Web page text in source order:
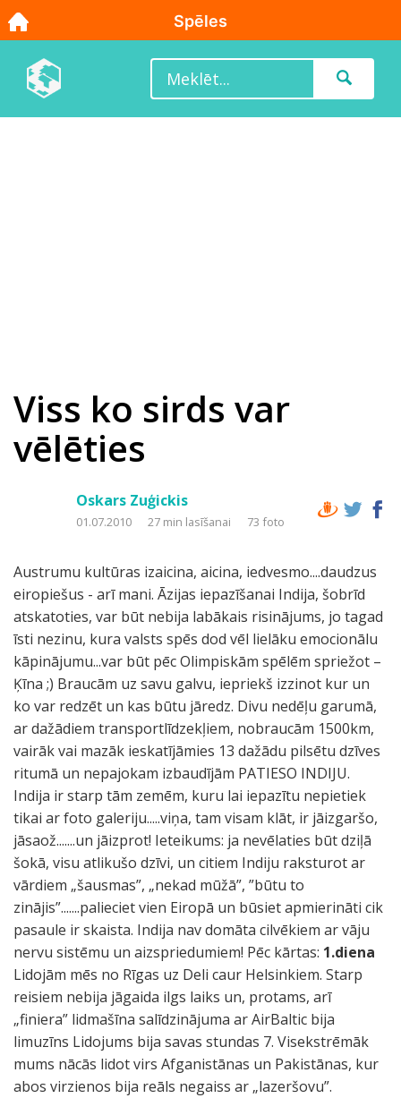
Viss ko sirds var
vēlēties
Oskars Zuģickis
01.07.2010 27 min lasīšanai 73 foto
Austrumu kultūras izaicina, aicina, iedvesmo....daudzus
eiropiešus - arī mani. Āzijas iepazīšanai Indija, šobrīd
atskatoties, var būt nebija labākais risinājums, jo tagad
īsti nezinu, kura valsts spēs dod vēl lielāku emocionālu
kāpinājumu...var būt pēc Olimpiskām spēlēm spriežot –
Ķīna ;) Braucām uz savu galvu, iepriekš izzinot kur un
ko var redzēt un kas būtu jāredz. Divu nedēļu garumā,
ar dažādiem transportlīdzekļiem, nobraucām 1500km,
vairāk vai mazāk ieskatījāmies 13 dažādu pilsētu dzīves
ritumā un nepajokam izbaudījām PATIESO INDIJU.
Indija ir starp tām zemēm, kuru lai iepazītu nepietiek
tikai ar foto galeriju.....viņa, tam visam klāt, ir jāizgaršo,
jāsaož.......un jāizprot! Ieteikums: ja nevēlaties būt dziļā
šokā, visu atlikušo dzīvi, un citiem Indiju raksturot ar
vārdiem „šausmas”, „nekad mūžā”, ”būtu to
zinājis”.......palieciet vien Eiropā un būsiet apmierināti cik
pasaule ir skaista. Indija nav domāta cilvēkiem ar vāju
nervu sistēmu un aizspriedumiem! Pēc kārtas: 1.diena
Lidojām mēs no Rīgas uz Deli caur Helsinkiem. Starp
reisiem nebija jāgaida ilgs laiks un, protams, arī
„finiera” lidmašīna salīdzinājuma ar AirBaltic bija
limuzīns Lidojums bija savas stundas 7. Visekstrēmāk
mums nācās lidot virs Afganistānas un Pakistānas, kur
abos virzienos bija reāls negaiss ar „lazeršovu”.